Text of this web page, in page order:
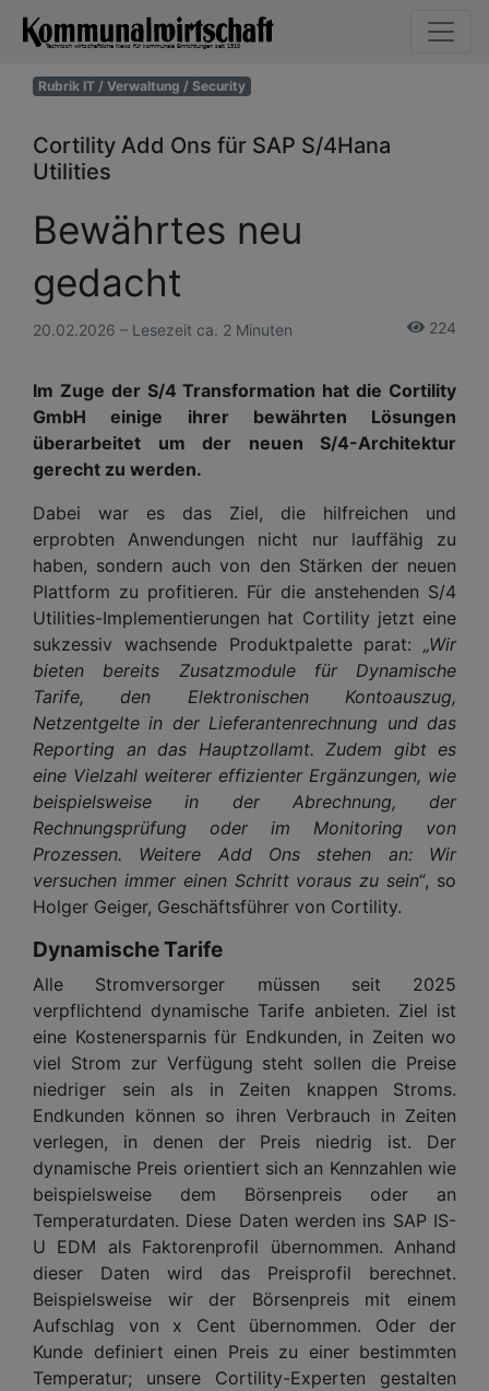
Rubrik IT / Verwaltung / Security
Cortility Add Ons für SAP S/4Hana
Utilities
Bewährtes neu
gedacht
20.02.2026 – Lesezeit ca. 2 Minuten 224
Im Zuge der S/4 Transformation hat die Cortility
GmbH einige ihrer bewährten Lösungen
überarbeitet um der neuen S/4-Architektur
gerecht zu werden.
Dabei war es das Ziel, die hilfreichen und
erprobten Anwendungen nicht nur lauffähig zu
haben, sondern auch von den Stärken der neuen
Plattform zu profitieren. Für die anstehenden S/4
Utilities-Implementierungen hat Cortility jetzt eine
sukzessiv wachsende Produktpalette parat: „Wir
bieten bereits Zusatzmodule für Dynamische
Tarife, den Elektronischen Kontoauszug,
Netzentgelte in der Lieferantenrechnung und das
Reporting an das Hauptzollamt. Zudem gibt es
eine Vielzahl weiterer effizienter Ergänzungen, wie
beispielsweise in der Abrechnung, der
Rechnungsprüfung oder im Monitoring von
Prozessen. Weitere Add Ons stehen an: Wir
versuchen immer einen Schritt voraus zu sein“, so
Holger Geiger, Geschäftsführer von Cortility.
Dynamische Tarife
Alle Stromversorger müssen seit 2025
verpflichtend dynamische Tarife anbieten. Ziel ist
eine Kostenersparnis für Endkunden, in Zeiten wo
viel Strom zur Verfügung steht sollen die Preise
niedriger sein als in Zeiten knappen Stroms.
Endkunden können so ihren Verbrauch in Zeiten
verlegen, in denen der Preis niedrig ist. Der
dynamische Preis orientiert sich an Kennzahlen wie
beispielsweise dem Börsenpreis oder an
Temperaturdaten. Diese Daten werden ins SAP IS-
U EDM als Faktorenprofil übernommen. Anhand
dieser Daten wird das Preisprofil berechnet.
Beispielsweise wir der Börsenpreis mit einem
Aufschlag von x Cent übernommen. Oder der
Kunde definiert einen Preis zu einer bestimmten
Temperatur; unsere Cortility-Experten gestalten